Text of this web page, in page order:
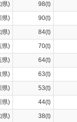
県)
98(t)
県)
90(t)
県)
84(t)
県)
70(t)
県)
64(t)
県)
63(t)
県)
53(t)
県)
44(t)
県)
38(t)